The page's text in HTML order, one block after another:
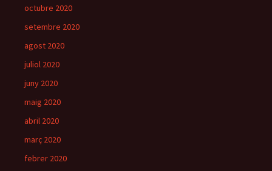
octubre 2020
setembre 2020
agost 2020
juliol 2020
juny 2020
maig 2020
abril 2020
març 2020
febrer 2020